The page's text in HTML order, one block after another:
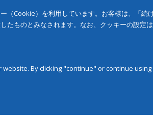
（Cookie）を利用しています。お客様は、「
たものとみなされます。なお、クッキーの設定は
By clicking "continue" or continue